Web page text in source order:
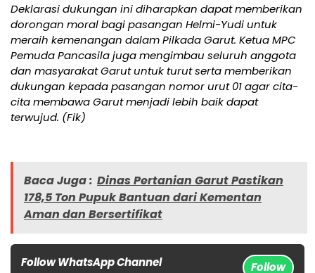
Deklarasi dukungan ini diharapkan dapat memberikan
dorongan moral bagi pasangan Helmi-Yudi untuk
meraih kemenangan dalam Pilkada Garut. Ketua MPC
Pemuda Pancasila juga mengimbau seluruh anggota
dan masyarakat Garut untuk turut serta memberikan
dukungan kepada pasangan nomor urut 01 agar cita-
cita membawa Garut menjadi lebih baik dapat
terwujud. (Fik)
Baca Juga : Dinas Pertanian Garut Pastikan
178,5 Ton Pupuk Bantuan dari Kementan
Aman dan Bersertifikat
Follow WhatsApp Channel
Follow